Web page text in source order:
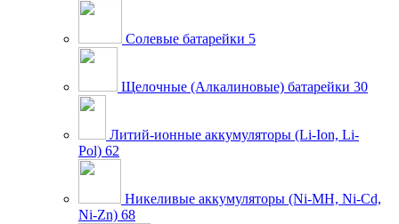
Солевые батарейки 5
Щелочные (Алкалиновые) батарейки 30
Литий-ионные аккумуляторы (Li-Ion, Li-
Pol) 62
Никеливые аккумуляторы (Ni-MH, Ni-Cd,
Ni-Zn) 68